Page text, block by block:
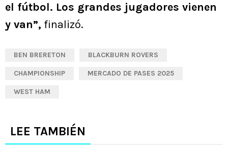
el fútbol. Los grandes jugadores vienen
y van”, finalizó.
BEN BRERETON BLACKBURN ROVERS
CHAMPIONSHIP MERCADO DE PASES 2025
WEST HAM
LEE TAMBIÉN